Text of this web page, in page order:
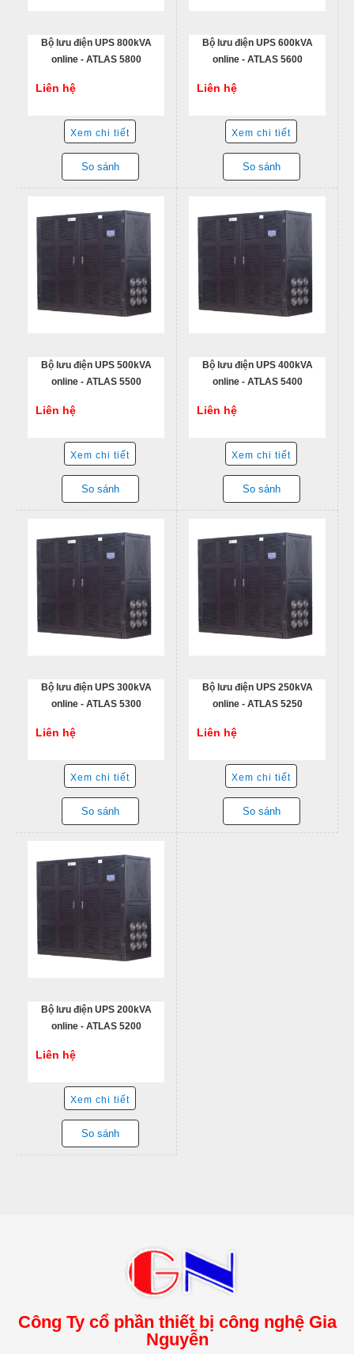
Bộ lưu điện UPS 800kVA
online - ATLAS 5800
Liên hệ
Xem chi tiết
So sánh
Bộ lưu điện UPS 600kVA
online - ATLAS 5600
Liên hệ
Xem chi tiết
So sánh
Bộ lưu điện UPS 500kVA
online - ATLAS 5500
Liên hệ
Xem chi tiết
So sánh
Bộ lưu điện UPS 400kVA
online - ATLAS 5400
Liên hệ
Xem chi tiết
So sánh
Bộ lưu điện UPS 300kVA
online - ATLAS 5300
Liên hệ
Xem chi tiết
So sánh
Bộ lưu điện UPS 250kVA
online - ATLAS 5250
Liên hệ
Xem chi tiết
So sánh
Bộ lưu điện UPS 200kVA
online - ATLAS 5200
Liên hệ
Xem chi tiết
So sánh
Công Ty cổ phần thiết bị công nghệ Gia
Nguyễn